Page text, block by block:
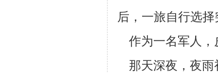
后，一旅自行选
作为一名军人，
那天深夜，夜雨